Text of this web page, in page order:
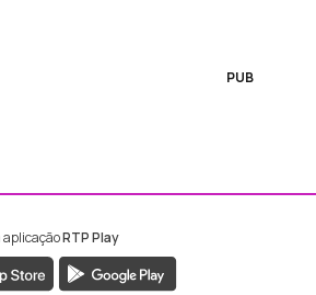
PUB
Madeira
aplicaçãoRTP Play